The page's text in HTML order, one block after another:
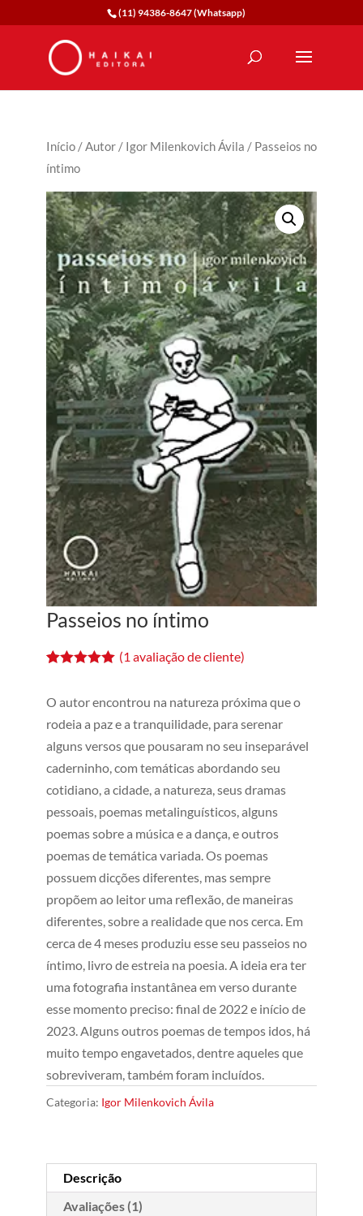
(11) 94386-8647 (Whatsapp)
Início/Autor/ Igor Milenkovich Ávila / Passeios no
íntimo
Passeios no íntimo
5, com
avaliação de
cliente
(1 avaliação de cliente)
O autor encontrou na natureza próxima que o
rodeia a paz e a tranquilidade, para serenar
alguns versos que pousaram no seu inseparável
caderninho, com temáticas abordando seu
cotidiano, a cidade, a natureza, seus dramas
pessoais, poemas metalinguísticos, alguns
poemas sobre a música e a dança, e outros
poemas de temática variada. Os poemas
possuem dicções diferentes, mas sempre
propõem ao leitor uma reflexão, de maneiras
diferentes, sobre a realidade que nos cerca. Em
cerca de 4 meses produziu esse seu passeios no
íntimo, livro de estreia na poesia. A ideia era ter
uma fotografia instantânea em verso durante
esse momento preciso: final de 2022 e início de
2023. Alguns outros poemas de tempos idos, há
muito tempo engavetados, dentre aqueles que
sobreviveram, também foram incluídos.
Categoria: Igor Milenkovich Ávila
Descrição
Avaliações (1)